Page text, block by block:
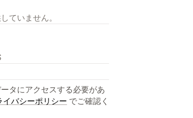
ていません。
タにアクセスする必要があ
イバシーポリシー でご確認く